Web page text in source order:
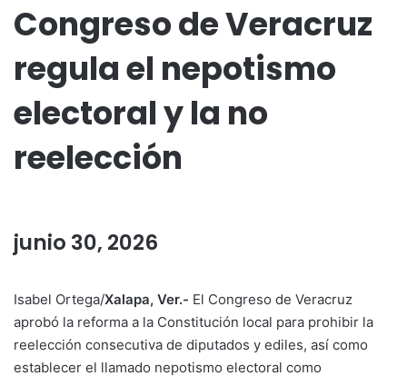
Congreso de Veracruz
regula el nepotismo
electoral y la no
reelección
junio 30, 2026
Isabel Ortega/Xalapa, Ver.- El Congreso de Veracruz
aprobó la reforma a la Constitución local para prohibir la
reelección consecutiva de diputados y ediles, así como
establecer el llamado nepotismo electoral como